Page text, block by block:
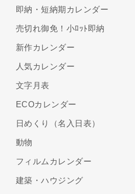
即納・短納期カレンダー
売切れ御免！小ﾛｯﾄ即納
新作カレンダー
人気カレンダー
文字月表
ECOカレンダー
日めくり（名入日表）
動物
フィルムカレンダー
建築・ハウジング